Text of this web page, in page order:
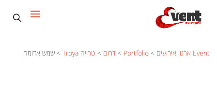
Event ארגון אירועים >
Portfolio
> דרום > טרויה Troya > שמש אדומה